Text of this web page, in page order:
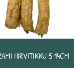
HIRVITIKKU S 14CM